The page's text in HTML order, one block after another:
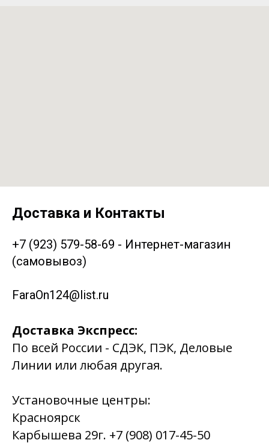
Доставка и Контакты
+7 (923) 579-58-69 - Интернет-магазин
(самовывоз)
FaraOn124@list.ru
Доставка Экспресс:
По всей России - СДЭК, ПЭК, Деловые
Линии или любая другая.
Установочные центры:
Красноярск
Карбышева 29г. +7 (908) 017-45-50